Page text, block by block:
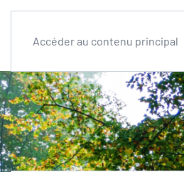
Accéder au contenu principal